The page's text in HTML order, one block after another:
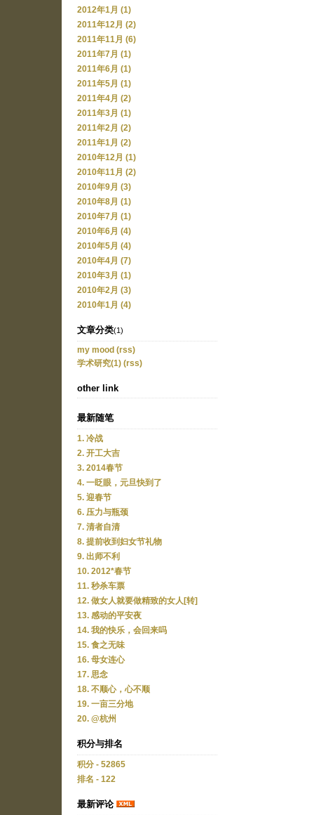
2012年1月 (1)
2011年12月 (2)
2011年11月 (6)
2011年7月 (1)
2011年6月 (1)
2011年5月 (1)
2011年4月 (2)
2011年3月 (1)
2011年2月 (2)
2011年1月 (2)
2010年12月 (1)
2010年11月 (2)
2010年9月 (3)
2010年8月 (1)
2010年7月 (1)
2010年6月 (4)
2010年5月 (4)
2010年4月 (7)
2010年3月 (1)
2010年2月 (3)
2010年1月 (4)
文章分类(1)
my mood (rss)
学术研究(1) (rss)
other link
最新随笔
1. 冷战
2. 开工大吉
3. 2014春节
4. 一眨眼，元旦快到了
5. 迎春节
6. 压力与瓶颈
7. 清者自清
8. 提前收到妇女节礼物
9. 出师不利
10. 2012*春节
11. 秒杀车票
12. 做女人就要做精致的女人[转]
13. 感动的平安夜
14. 我的快乐，会回来吗
15. 食之无味
16. 母女连心
17. 思念
18. 不顺心，心不顺
19. 一亩三分地
20. @杭州
积分与排名
积分 - 52865
排名 - 122
最新评论